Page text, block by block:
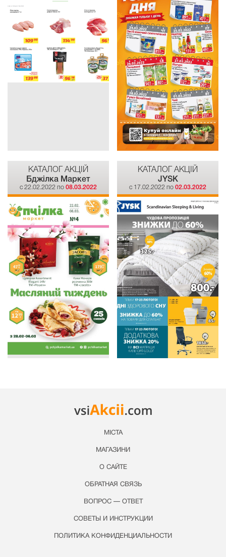
КАТАЛОГ АКЦІЙ
Бджілка Mаркет
c 22.02.2022 по 08.03.2022
КАТАЛОГ АКЦІЙ
JYSK
c 17.02.2022 по02.03.2022
МІСТА
МАГАЗИНИ
О САЙТЕ
ОБРАТНАЯ СВЯЗЬ
ВОПРОС — ОТВЕТ
СОВЕТЫ И ИНСТРУКЦИИ
ПОЛИТИКА КОНФИДЕНЦИАЛЬНОСТИ